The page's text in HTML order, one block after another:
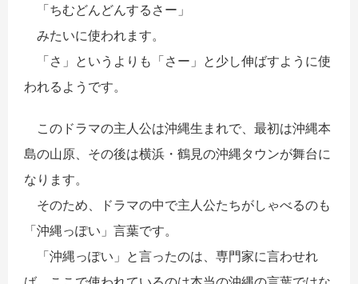
「ちむどんどんするさー」
みたいに使われます。
「さ」というよりも「さー」と少し伸ばすように使
われるようです。
このドラマの主人公は沖縄生まれで、最初は沖縄本
島の山原、その後は横浜・鶴見の沖縄タウンが舞台に
なります。
そのため、ドラマの中で主人公たちがしゃべるのも
「沖縄っぽい」言葉です。
「沖縄っぽい」と言ったのは、専門家に言わせれ